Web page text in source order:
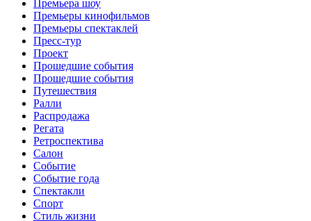
Премьера шоу
Премьеры кинофильмов
Премьеры спектаклей
Пресс-тур
Проект
Прошедшие события
Прошедшие события
Путешествия
Ралли
Распродажа
Регата
Ретроспектива
Салон
Событие
Событие года
Спектакли
Спорт
Стиль жизни